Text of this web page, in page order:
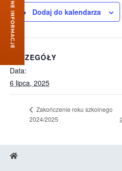
Dodaj do kalendarza
SZCZEGÓŁY
Data:
6 lipca, 2025
Zakończenie roku szkolnego
2024/2025